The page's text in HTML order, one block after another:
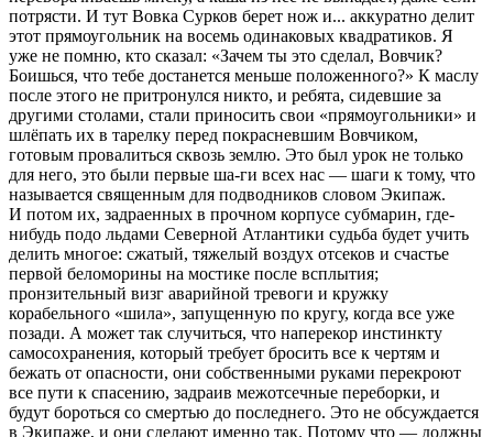
потрясти. И тут Вовка Сурков берет нож и... аккуратно делит
этот прямоугольник на восемь одинаковых квадратиков. Я
уже не помню, кто сказал: «Зачем ты это сделал, Вовчик?
Боишься, что тебе достанется меньше положенного?» К маслу
после этого не притронулся никто, и ребята, сидевшие за
другими столами, стали приносить свои «прямоугольники» и
шлёпать их в тарелку перед покрасневшим Вовчиком,
готовым провалиться сквозь землю. Это был урок не только
для него, это были первые ша-ги всех нас — шаги к тому, что
называется священным для подводников словом Экипаж.
И потом их, задраенных в прочном корпусе субмарин, где-
нибудь подо льдами Северной Атлантики судьба будет учить
делить многое: сжатый, тяжелый воздух отсеков и счастье
первой беломорины на мостике после всплытия;
пронзительный визг аварийной тревоги и кружку
корабельного «шила», запущенную по кругу, когда все уже
позади. А может так случиться, что наперекор инстинкту
самосохранения, который требует бросить все к чертям и
бежать от опасности, они собственными руками перекроют
все пути к спасению, задраив межотсечные переборки, и
будут бороться со смертью до последнего. Это не обсуждается
в Экипаже, и они сделают именно так. Потому что — должны